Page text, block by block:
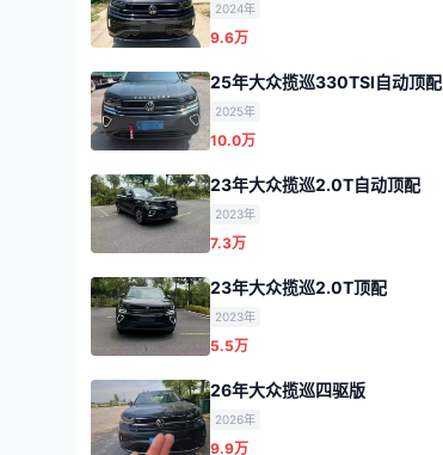
2024年
9.6万
25年大众揽巡330TSI自动顶配
2025年
10.0万
23年大众揽巡2.0T自动顶配
2023年
7.3万
23年大众揽巡2.0T顶配
2023年
5.5万
26年大众揽巡四驱版
2026年
9.9万